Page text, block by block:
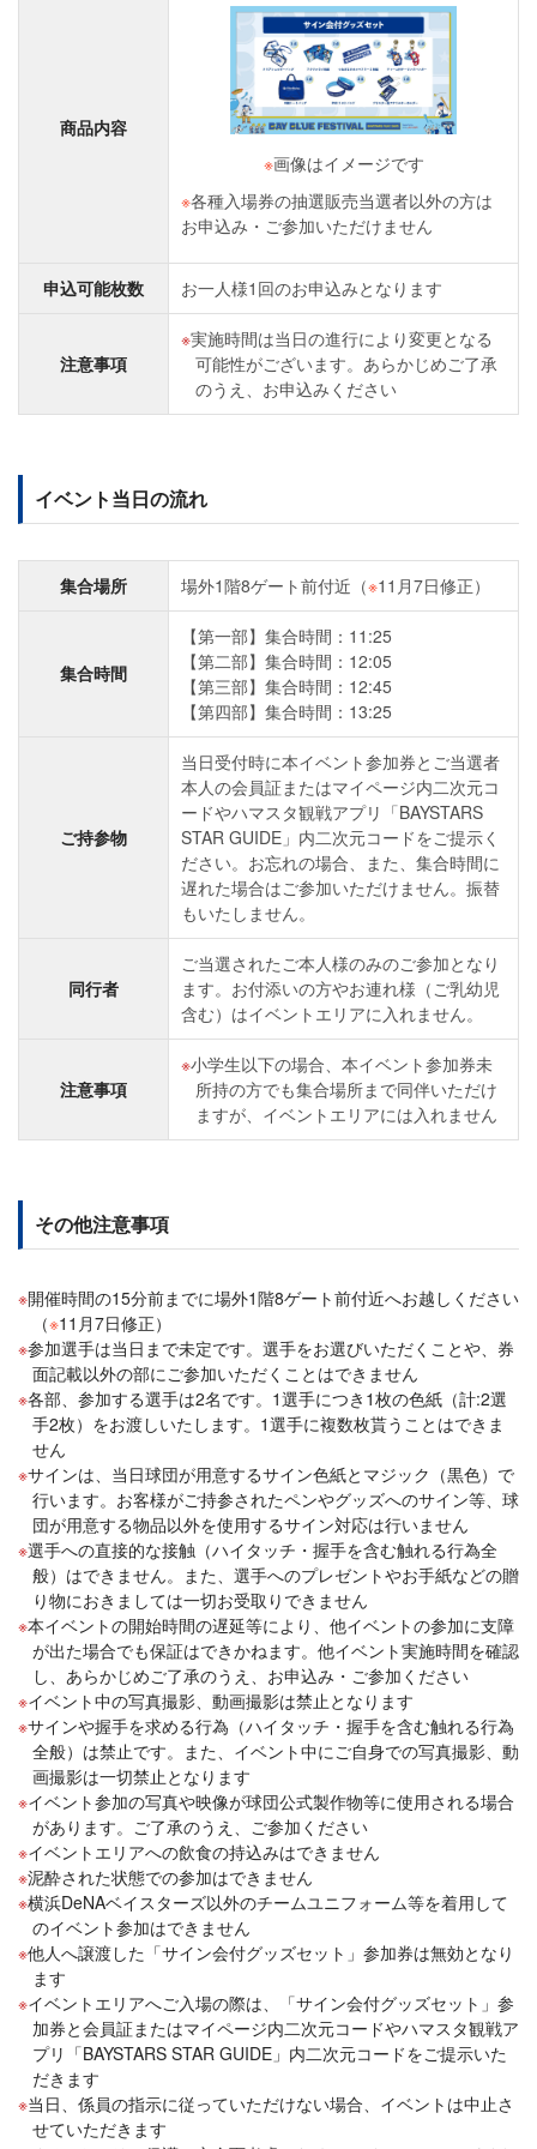
商品内容
※画像はイメージです
※各種入場券の抽選販売当選者以外の方は
お申込み・ご参加いただけません
申込可能枚数 お一人様1回のお申込みとなります
注意事項
実施時間は当日の進行により変更となる
可能性がございます。あらかじめご了承
のうえ、お申込みください
イベント当日の流れ
集合場所 場外1階8ゲート前付近（※11月7日修正）
集合時間
【第一部】集合時間：11:25
【第二部】集合時間：12:05
【第三部】集合時間：12:45
【第四部】集合時間：13:25
ご持参物
当日受付時に本イベント参加券とご当選者
本人の会員証またはマイページ内二次元コ
ードやハマスタ観戦アプリ「BAYSTARS
STAR GUIDE」内二次元コードをご提示く
ださい。お忘れの場合、また、集合時間に
遅れた場合はご参加いただけません。振替
もいたしません。
同行者
ご当選されたご本人様のみのご参加となり
ます。お付添いの方やお連れ様（ご乳幼児
含む）はイベントエリアに入れません。
注意事項
小学生以下の場合、本イベント参加券未
所持の方でも集合場所まで同伴いただけ
ますが、イベントエリアには入れません
その他注意事項
開催時間の15分前までに場外1階8ゲート前付近へお越しください
（※11月7日修正）
参加選手は当日まで未定です。選手をお選びいただくことや、券
面記載以外の部にご参加いただくことはできません
各部、参加する選手は2名です。1選手につき1枚の色紙（計:2選
手2枚）をお渡しいたします。1選手に複数枚貰うことはできま
せん
サインは、当日球団が用意するサイン色紙とマジック（黒色）で
行います。お客様がご持参されたペンやグッズへのサイン等、球
団が用意する物品以外を使用するサイン対応は行いません
選手への直接的な接触（ハイタッチ・握手を含む触れる行為全
般）はできません。また、選手へのプレゼントやお手紙などの贈
り物におきましては一切お受取りできません
本イベントの開始時間の遅延等により、他イベントの参加に支障
が出た場合でも保証はできかねます。他イベント実施時間を確認
し、あらかじめご了承のうえ、お申込み・ご参加ください
イベント中の写真撮影、動画撮影は禁止となります
サインや握手を求める行為（ハイタッチ・握手を含む触れる行為
全般）は禁止です。また、イベント中にご自身での写真撮影、動
画撮影は一切禁止となります
イベント参加の写真や映像が球団公式製作物等に使用される場合
があります。ご了承のうえ、ご参加ください
イベントエリアへの飲食の持込みはできません
泥酔された状態での参加はできません
横浜DeNAベイスターズ以外のチームユニフォーム等を着用して
のイベント参加はできません
他人へ譲渡した「サイン会付グッズセット」参加券は無効となり
ます
イベントエリアへご入場の際は、「サイン会付グッズセット」参
加券と会員証またはマイページ内二次元コードやハマスタ観戦ア
プリ「BAYSTARS STAR GUIDE」内二次元コードをご提示いた
だきます
当日、係員の指示に従っていただけない場合、イベントは中止さ
せていただきます